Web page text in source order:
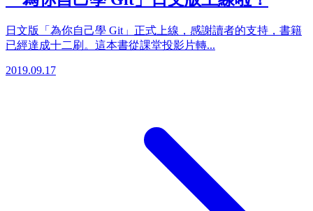
日文版「為你自己學 Git」正式上線，感謝讀者的支持，書籍
已經達成十二刷。這本書從課堂投影片轉...
2019.09.17